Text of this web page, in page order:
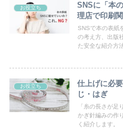
お役立ち
SNSに「本
理店で印刷
SNSで本の表紙
の考え方、出版
た安全な紹介方
お役立ち
仕上げに必
じ・はぎ
「糸の長さが足
かぎ針編みの作
く紹介します。